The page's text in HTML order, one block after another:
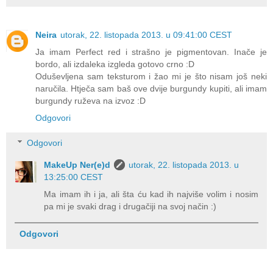
Neira utorak, 22. listopada 2013. u 09:41:00 CEST
Ja imam Perfect red i strašno je pigmentovan. Inače je
bordo, ali izdaleka izgleda gotovo crno :D
Oduševljena sam teksturom i žao mi je što nisam još neki
naručila. Htječa sam baš ove dvije burgundy kupiti, ali imam
burgundy ruževa na izvoz :D
Odgovori
Odgovori
MakeUp Ner(e)d
utorak, 22. listopada 2013. u
13:25:00 CEST
Ma imam ih i ja, ali šta ću kad ih najviše volim i nosim
pa mi je svaki drag i drugačiji na svoj način :)
Odgovori